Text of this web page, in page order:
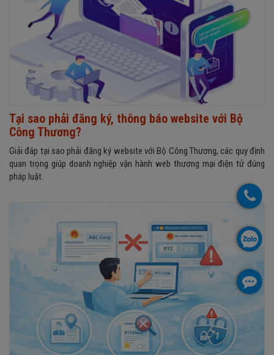
Tại sao phải đăng ký, thông báo website với Bộ
Công Thương?
Giải đáp tại sao phải đăng ký website với Bộ Công Thương, các quy định
quan trọng giúp doanh nghiệp vận hành web thương mại điện tử đúng
pháp luật.